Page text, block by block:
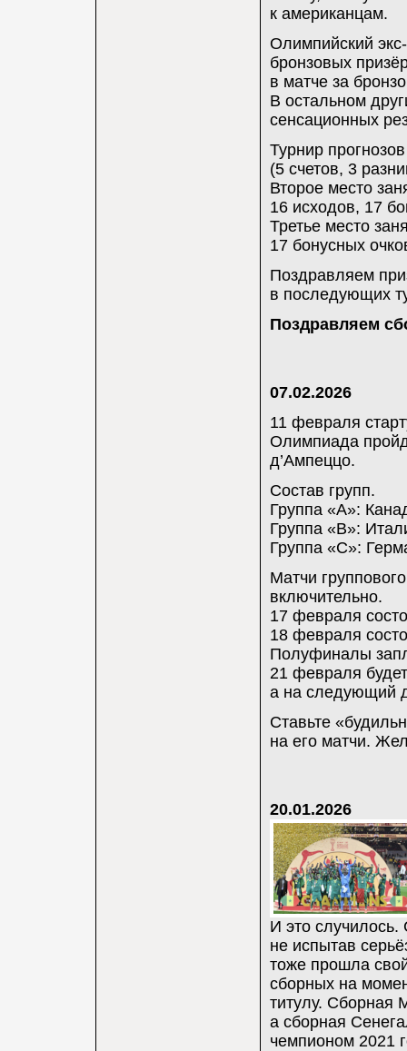
к американцам.
Олимпийский
бронзовых
в матче за
В остальном
сенсационных
Турнир
(5 счетов, 3
Второе место
16 исходов, 17
Третье место
17 бонусных
Поздравляем
в последующих
Поздравляем
07.02.2026
11 февраля
Олимпиада
д’Ампеццо.
Состав групп.
Группа «A»:
Группа «B»:
Группа «C»:
Матчи
включительно.
17 февраля
18 февраля
Полуфиналы
21 февраля
а на следующий
Ставьте
на его матчи.
20.01.2026
И это
не испытав
тоже прошла
сборных на
титулу. Сборная
а сборная
чемпионом 2021